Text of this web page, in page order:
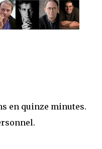
Marlowe découvre une ville qu’il
peur et le rigorisme de la Ligue,
La Dame d...
en quinze minutes.